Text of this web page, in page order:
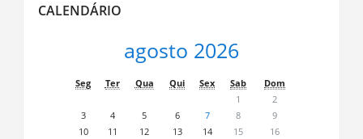
Calendário
CALENDÁRIO
agosto 2026
Seg Ter Qua Qui Sex Sab
Dom
1
2
3
4 5 6 7 8
9
10
11 12 13 14 15
16